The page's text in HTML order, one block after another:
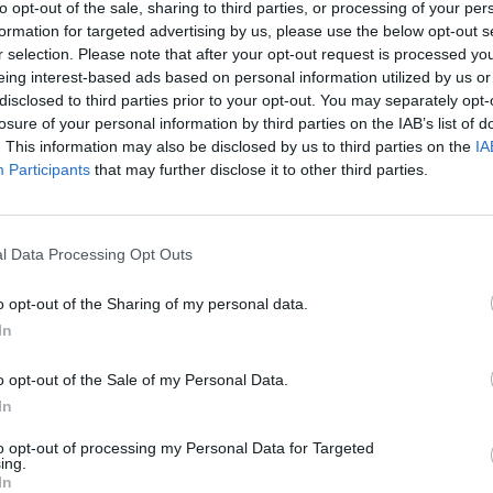
opt-out of the sale, sharing to third parties, or processing of your
for targeted advertising by us, please use the below opt-out
selection. Please note that after your opt-out request is processed
interest-based ads based on personal information utilized by us
to third parties prior to your opt-out. You may separately
of your personal information by third parties on the IAB’s list of
This information may also be disclosed by us to third parties on the
Participants that may further disclose it to other third parties.
Data Processing Opt Outs
opt-out of the Sharing of my personal data.
opt-out of the Sale of my Personal Data.
opt-out of processing my Personal Data for Targeted
Λίβανο και οι προσπάθειες
δήλωσε την Πέμπτη ότι δεν υπάρχει «ασυλία»
ο ισραηλινός στρατός στόχευσε έναν
μήνα.
τον διοικητή της επίλεκτης δύναμης
οργάνωσης.
στη Βηρυτό. Λοιπόν, το διάβασε και
ανακοίνωσή του.